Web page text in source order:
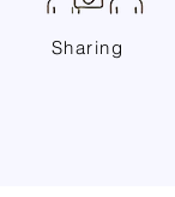
Sharing